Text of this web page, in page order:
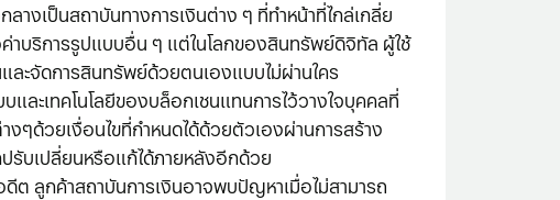
างเป็นสถาบันทางการเงินต่าง ๆ ที่ทำหน้าที่ไกล่เกลี่ย
าบริการรูปแบบอื่น ๆ แต่ในโลกของสินทรัพย์ดิจิทัล ผู้ใช้
ละจัดการสินทรัพย์ด้วยตนเองแบบไม่ผ่านใคร
และเทคโนโลยีของบล็อกเชนแทนการไว้วางใจบุคคลที่
ๆด้วยเงื่อนไขที่กำหนดได้ด้วยตัวเองผ่านการสร้าง
บเปลี่ยนหรือแก้ได้ภายหลังอีกด้วย
ต ลูกค้าสถาบันการเงินอาจพบปัญหาเมื่อไม่สามารถ